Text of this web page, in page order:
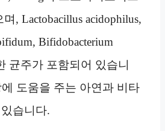
, Lactobacillus acidophilus,
Bifidobacterium
균주가 포함되어 있습니
도움을 주는 아연과 비타
습니다.